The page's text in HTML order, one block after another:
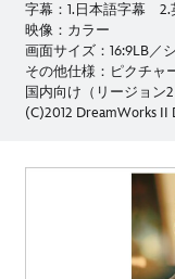
字幕：1.日本語字幕 2.
映像：カラー
画面サイズ：16:9LB／
その他仕様：ピクチャ
国内向け（リージョン
(C)2012 DreamWorks II